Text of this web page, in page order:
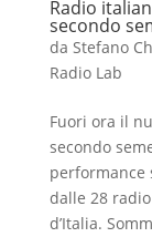
Radio
secondo
da Stefano
Radio Lab
Fuori ora il
secondo
performance
dalle 28
d’Italia.